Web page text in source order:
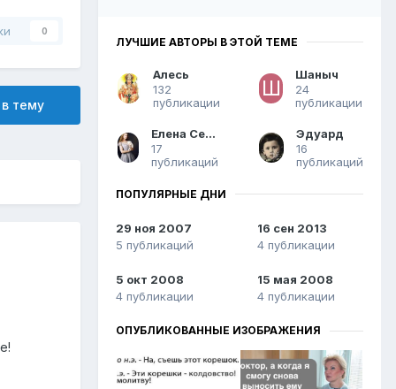
0
тему
ЛУЧШИЕ АВТОРЫ В ЭТОЙ ТЕМЕ
Алесь
132
публикации
Шаныч
24
публикации
Елена Сергеевна
17
публикаций
Эдуард
16
публикаций
ПОПУЛЯРНЫЕ ДНИ
29 ноя 2007
5 публикаций
16 сен 2013
4 публикации
5 окт 2008
4 публикации
15 мая 2008
4 публикации
ОПУБЛИКОВАННЫЕ ИЗОБРАЖЕНИЯ